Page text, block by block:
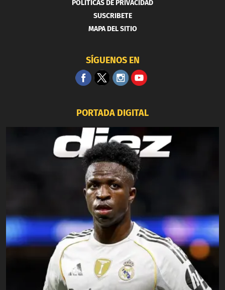
POLITICAS DE PRIVACIDAD
SUSCRIBETE
MAPA DEL SITIO
SÍGUENOS EN
PORTADA DIGITAL